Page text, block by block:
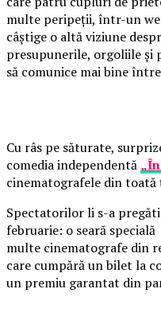
multe peripeții, într-un
câștige o altă viziune
presupunerile, orgoliile și
să comunice mai bine
Cu râs pe săturate,
comedia independentă
cinematografele din toată
Spectatorilor li s-a
februarie: o seară
multe cinematografe din
care cumpără un bilet la
un premiu garantat din